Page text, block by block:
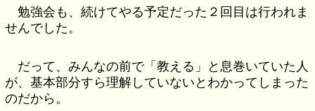
勉強会も、続けてやる予定だった２回目は行われま
せんでした。
だって、みんなの前で「教える」と息巻いていた人
が、基本部分すら理解していないとわかってしまった
のだから。